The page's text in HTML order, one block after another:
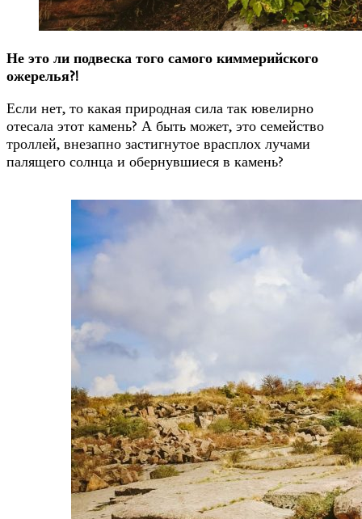
Не это ли подвеска того самого киммерийского
ожерелья?!
Если нет, то какая природная сила так ювелирно
отесала этот камень? А быть может, это семейство
троллей, внезапно застигнутое врасплох лучами
палящего солнца и обернувшиеся в камень?